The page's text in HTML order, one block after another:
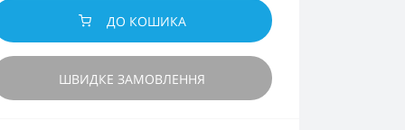
ДО КОШИКА
ШВИДКЕ ЗАМОВЛЕННЯ